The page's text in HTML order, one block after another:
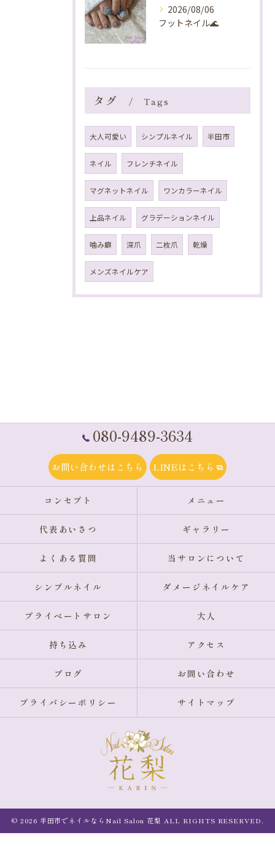
2026/08/06
フットネイル🌊
タグ Tags
大人可愛い シンプルネイル 半田市
ネイル フレンチネイル
マグネットネイル ワンカラーネイル
上品ネイル グラデーションネイル
噛み癖 深爪 二枚爪 乾燥
メンズネイルケア
080-9489-3634
お問い合わせはこちら LINEはこちら
コンセプト メニュー
代表あいさつ ギャラリー
よくある質問 当サロンについて
シンプルネイル ダメージネイルケア
プライベートサロン 大人
持ち込み アクセス
ブログ お問い合わせ
プライバシーポリシー サイトマップ
© 2026 半田市でネイルならNail Salon 花梨 ALL RIGHTS RESERVED.